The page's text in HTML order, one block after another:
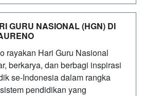
GURU NASIONAL (HGN) DI
rayakan Hari Guru Nasional
berkarya, dan berbagi inspirasi
se-Indonesia dalam rangka
pendidikan yang